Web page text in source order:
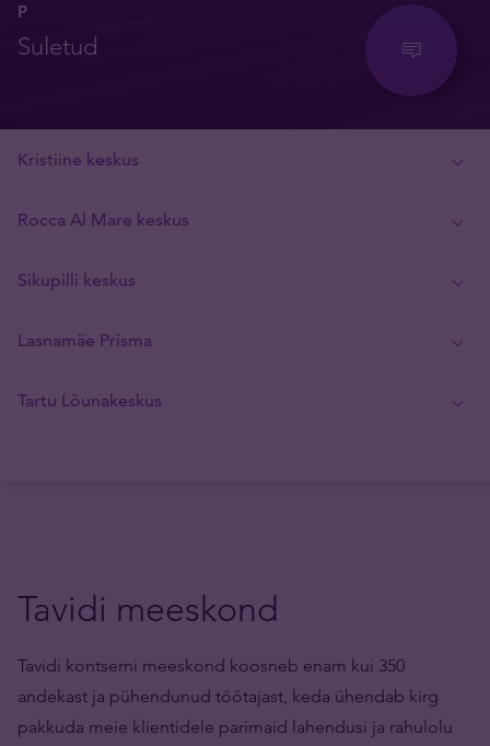
P
Suletud
Kristiine keskus
Rocca Al Mare keskus
Sikupilli keskus
Lasnamäe Prisma
Tartu Lõunakeskus
Tavidi meeskond
Tavidi kontserni meeskond koosneb enam kui 350
andekast ja pühendunud töötajast, keda ühendab kirg
pakkuda meie klientidele parimaid lahendusi ja rahulolu